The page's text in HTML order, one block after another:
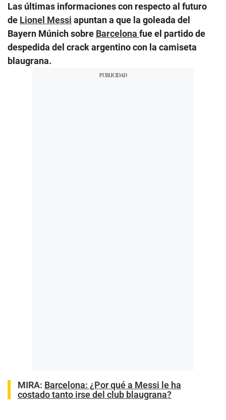
Las últimas informaciones con respecto al futuro
de Lionel Messi apuntan a que la goleada del
Bayern Múnich sobre Barcelona fue el partido de
despedida del crack argentino con la camiseta
blaugrana.
MIRA: Barcelona: ¿Por qué a Messi le ha
costado tanto irse del club blaugrana?